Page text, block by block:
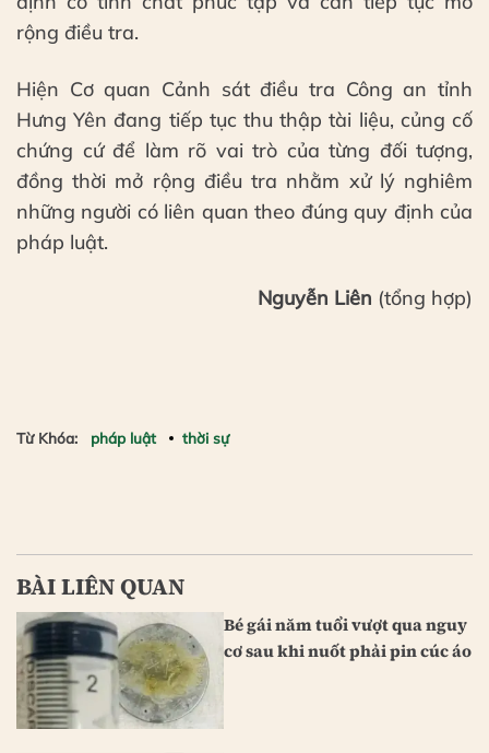
rộng điều tra.
Hiện Cơ quan Cảnh sát điều tra Công an tỉnh
Hưng Yên đang tiếp tục thu thập tài liệu, củng cố
chứng cứ để làm rõ vai trò của từng đối tượng,
đồng thời mở rộng điều tra nhằm xử lý nghiêm
những người có liên quan theo đúng quy định của
pháp luật.
Nguyễn Liên (tổng hợp)
Từ Khóa: pháp luật thời sự
BÀI LIÊN QUAN
Bé gái năm tuổi vượt qua nguy
cơ sau khi nuốt phải pin cúc áo